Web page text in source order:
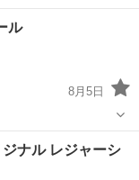
ル
8月5日
づかん
ナル レジャーシ